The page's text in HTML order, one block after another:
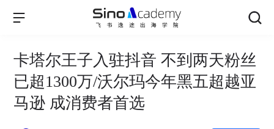
卡塔尔王子入驻抖音 不到两天粉丝
已超1300万/沃尔玛今年黑五超越亚
马逊 成消费者首选